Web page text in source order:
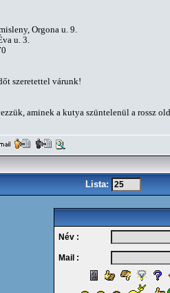
Orgona u. 9.
u. 3.
szeretettel várunk!
aminek a kutya szüntelenül a rossz
Lista:
Név :
Mail :